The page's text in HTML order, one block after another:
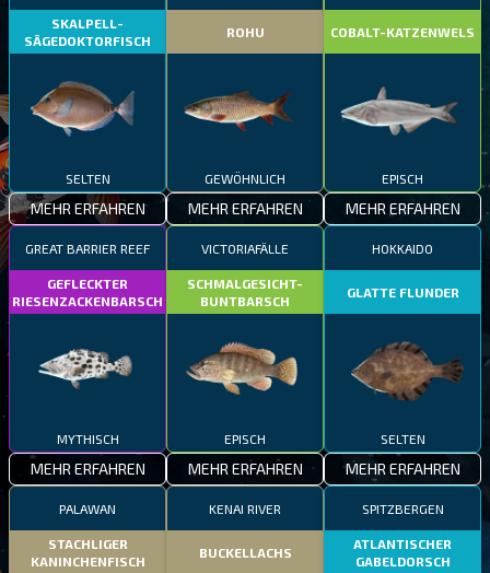
SKALPELL-
SÄGEDOKTORFISCH
SELTEN
MEHR ERFAHREN
ROHU
GEWÖHNLICH
MEHR ERFAHREN
COBALT-KATZENWELS
EPISCH
MEHR ERFAHREN
GREAT BARRIER REEF
GEFLECKTER
RIESENZACKENBARSCH
MYTHISCH
MEHR ERFAHREN
VICTORIAFÄLLE
SCHMALGESICHT-
BUNTBARSCH
EPISCH
MEHR ERFAHREN
HOKKAIDO
GLATTE FLUNDER
SELTEN
MEHR ERFAHREN
PALAWAN
STACHLIGER
KANINCHENFISCH
KENAI RIVER
BUCKELLACHS
SPITZBERGEN
ATLANTISCHER
GABELDORSCH